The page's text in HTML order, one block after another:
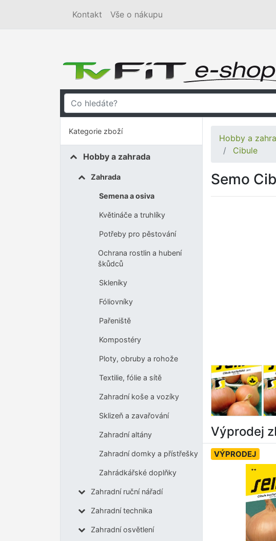
Kontakt Vše o nákupu
Kategorie zboží
Hobby a zahrada
Zahrada
Semena a osiva
Květináče a truhlíky
Potřeby pro pěstování
Ochrana rostlin a hubení
škůdců
Skleníky
Fóliovníky
Pařeniště
Kompostéry
Ploty, obruby a rohože
Textilie, fólie a sítě
Zahradní koše a vozíky
Sklizeň a zavařování
Zahradní altány
Zahradní domky a přístřešky
Zahrádkářské doplňky
Zahradní ruční nářadí
Zahradní technika
Zahradní osvětlení
Hobby a
Cibule
Semo
Výprodej
VÝPRODEJ